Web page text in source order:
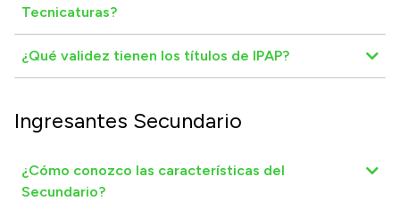
Tecnicaturas?
¿Qué validez tienen los títulos de IPAP?
Ingresantes Secundario
¿Cómo conozco las características del
Secundario?